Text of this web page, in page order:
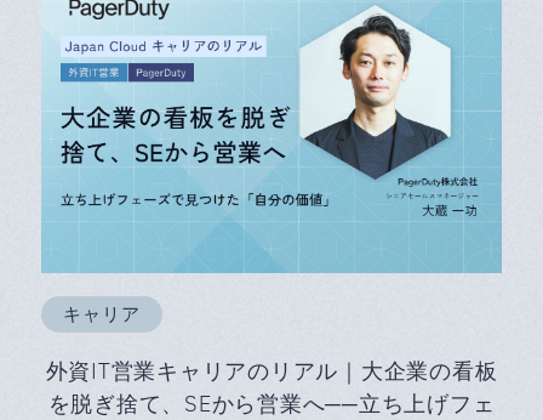
キャリア
外資IT営業キャリアのリアル｜大企業の看板
を脱ぎ捨て、SEから営業へ──立ち上げフェ